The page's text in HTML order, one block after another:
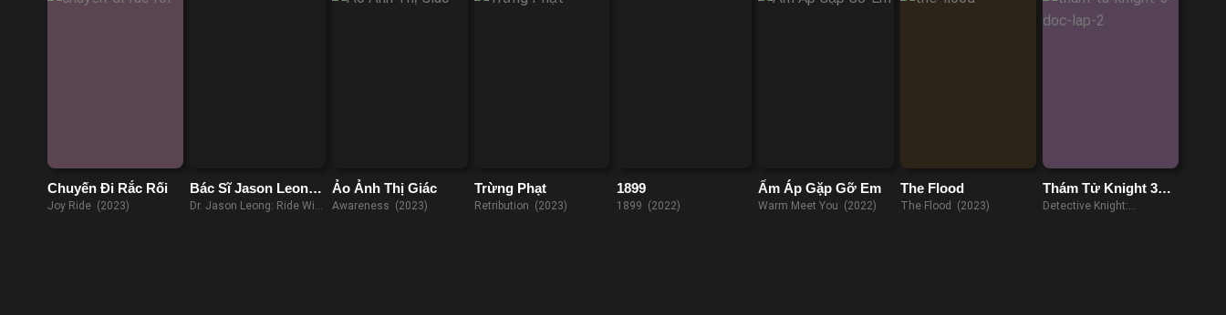
Chuyến Đi Rắc Rối
Joy Ride (2023)
Bác Sĩ Jason Leong:
Đi Cẩn Thận
Dr. Jason Leong: Ride With
Ảo Ảnh Thị Giác
Awareness (2023)
Trừng Phạt
Retribution (2023)
1899
1899 (2022)
Ấm Áp Gặp Gỡ Em
Warm Meet You (2022)
The Flood
The Flood (2023)
Thám Tử Knight 3
Độc Lập
Detective Knight: